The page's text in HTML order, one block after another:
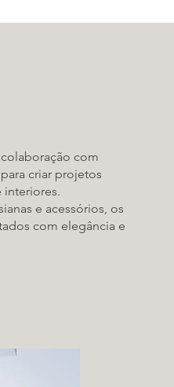
com
criar projetos
interiores.
e acessórios, os
com elegância e